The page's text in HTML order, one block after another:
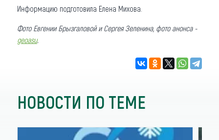
Информацию подготовила Елена Михова.
Фото Евгении Брызгаловой и Сергея Зеленина, фото анонса -
geoasu.
НОВОСТИ ПО ТЕМЕ